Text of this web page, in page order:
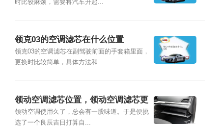
时比较麻烦，需要将汽车升起...
领克03的空调滤芯在什么位置
领克03的空调滤芯在副驾驶前面的手套箱里面，
更换时比较简单，具体方法和...
领动空调滤芯位置，领动空调滤芯更
换教程
领动空调使用久了，总会有一股味道。于是便挑
选了一个良辰吉日打算自...